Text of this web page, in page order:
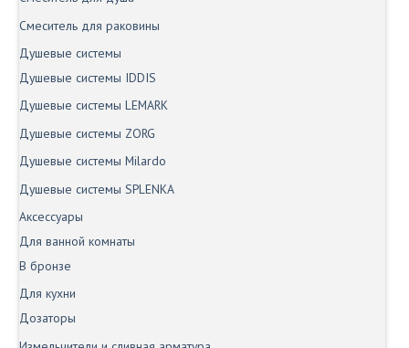
Смеситель для раковины
Душевые системы
Душевые системы IDDIS
Душевые системы LEMARK
Душевые системы ZORG
Душевые системы Milardo
Душевые системы SPLENKA
Аксессуары
Для ванной комнаты
В бронзе
Для кухни
Дозаторы